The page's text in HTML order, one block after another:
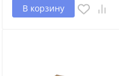
В корзину